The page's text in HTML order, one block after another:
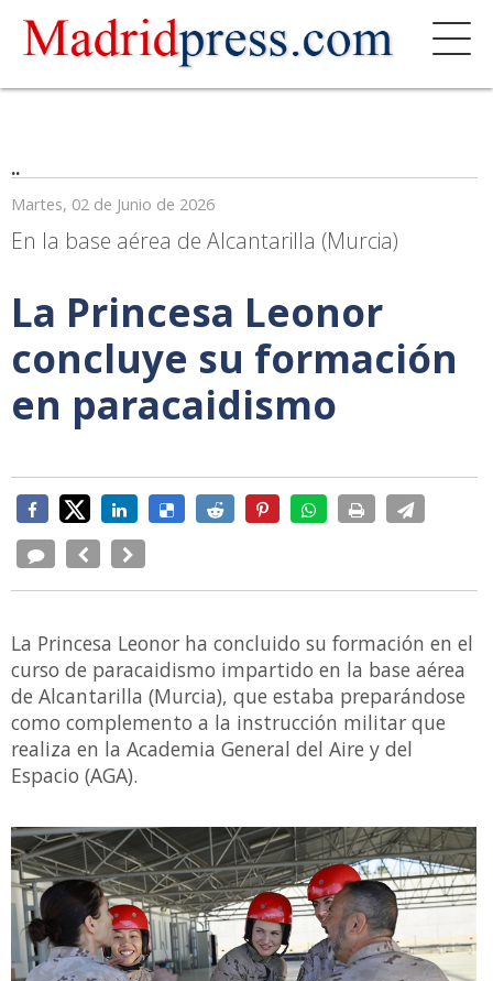
..
Martes, 02 de Junio de 2026
En la base aérea de Alcantarilla (Murcia)
La Princesa Leonor
concluye su formación
en paracaidismo
La Princesa Leonor ha concluido su formación en el
curso de paracaidismo impartido en la base aérea
de Alcantarilla (Murcia), que estaba preparándose
como complemento a la instrucción militar que
realiza en la Academia General del Aire y del
Espacio (AGA).